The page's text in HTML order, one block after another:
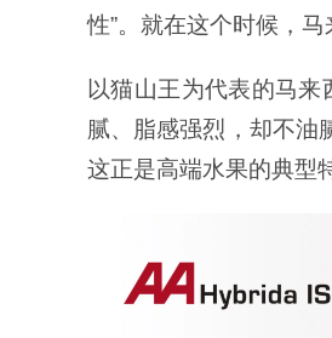
性”。就在这个时候，马
以猫山王为代表的马
腻、脂感强烈，却不油
这正是高端水果的典型